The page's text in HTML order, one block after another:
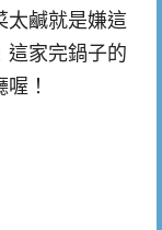
太鹹就是嫌這
家完鍋子的
！